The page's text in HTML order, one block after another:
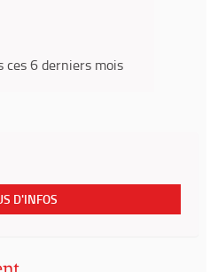
6 derniers mois
D'INFOS